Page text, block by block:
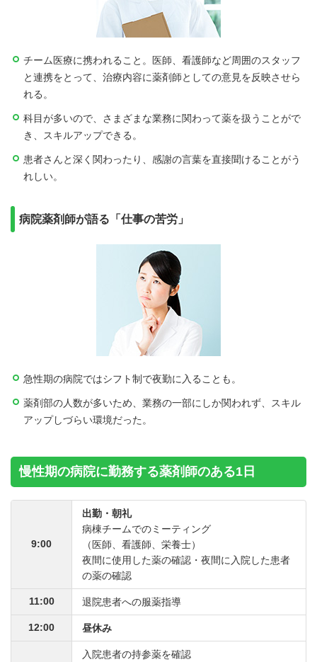
チーム医療に携われること。医師、看護師など周囲のスタッフ
と連携をとって、治療内容に薬剤師としての意見を反映させら
れる。
科目が多いので、さまざまな業務に関わって薬を扱うことがで
き、スキルアップできる。
患者さんと深く関わったり、感謝の言葉を直接聞けることがう
れしい。
病院薬剤師が語る「仕事の苦労」
急性期の病院ではシフト制で夜勤に入ることも。
薬剤部の人数が多いため、業務の一部にしか関われず、スキル
アップしづらい環境だった。
慢性期の病院に勤務する薬剤師のある1日
9:00
出勤・朝礼
病棟チームでのミーティング
（医師、看護師、栄養士）
夜間に使用した薬の確認・夜間に入院した患者
の薬の確認
11:00 退院患者への服薬指導
12:00 昼休み
入院患者の持参薬を確認